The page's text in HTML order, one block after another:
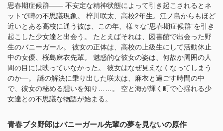
思春期症候群―― 不安定な精神状態によって引き起こされるとネ
ットで噂の不思議現象。 梓川咲太、高校2年生。江ノ島からもほど
近いとある高校に通う彼は、この年、様々な“思春期症候群”を引き
起こした少女達と出会う。 たとえばそれは、図書館で出会った野
生のバニーガール。 彼女の正体は、高校の上級生にして活動休止
中の女優、桜島麻衣先輩。 魅惑的な彼女の姿は、何故か周囲の人
間の目には映っていなかった。 彼女はなぜ見えなくなってしまう
のか―。 謎の解決に乗り出した咲太は、麻衣と過ごす時間の中
で、彼女の秘める想いを知り……。 空と海が輝く町で心揺れる少
女達との不思議な物語が始まる。
青春ブタ野郎はバニーガール先輩の夢を見ないの原作